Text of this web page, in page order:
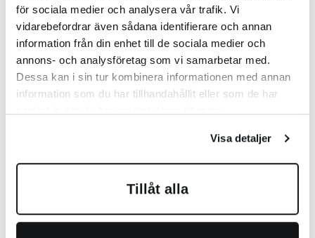
för sociala medier och analysera vår trafik. Vi
vidarebefordrar även sådana identifierare och annan
information från din enhet till de sociala medier och
annons- och analysföretag som vi samarbetar med.
Dessa kan i sin tur kombinera informationen med annan
information som du har tillhandahållit eller som de har
Visa detaljer
Tillåt alla
Geschirrspülerfront - I specialmått
Placez diskmaskinens stomsida bredvid
intilliggande stomme, fixera med en tving.
Genomborra håligheterna (4 st sammanlagt),
hålen ska linjera (använd 5 mm borr storlek).
Fäst samman delarna med 4 st kopplingshylsa
+ kopplingsskruv M4.
Genomför samma tillvägagångssätt på andra
stommar, mät och montera fast skruvlist
använd överskottsmaterial från packningen)
på vägg och golv med skruv i passande längd
ej).